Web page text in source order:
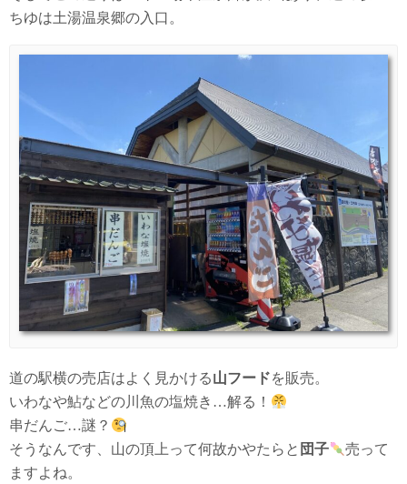
ちゆは土湯温泉郷の入口。
道の駅横の売店はよく見かける山フードを販売。
いわなや鮎などの川魚の塩焼き…解る！
串だんご…謎？
そうなんです、山の頂上って何故かやたらと 団子
売って
ますよね。